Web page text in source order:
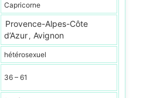
Capricorne
Provence-Alpes-Côte
d’Azur , Avignon
hétérosexuel
36 – 61